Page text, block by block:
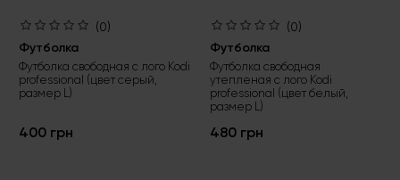
(0)
Футболка
Футболка свободная с лого Kodi
professional (цвет серый,
размер L)
400 грн
(0)
Футболка
Футболка свободная
утепленая с лого Kodi
professional (цвет белый,
размер L)
480 грн